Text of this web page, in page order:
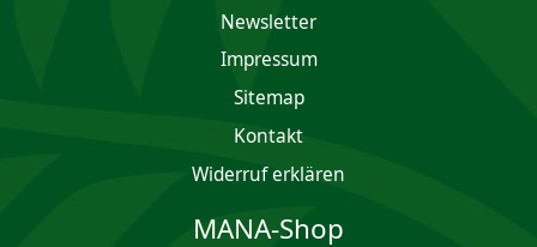
Newsletter
Impres­sum
Sitemap
Kontakt
Widerruf erklären
MANA-Shop